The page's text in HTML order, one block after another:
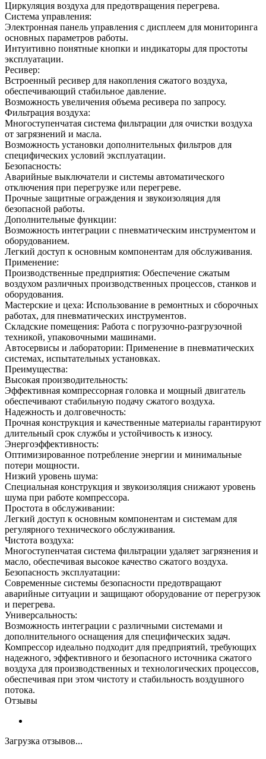
Циркуляция воздуха для предотвращения перегрева.
Система управления:
Электронная панель управления с дисплеем для мониторинга
основных параметров работы.
Интуитивно понятные кнопки и индикаторы для простоты
эксплуатации.
Ресивер:
Встроенный ресивер для накопления сжатого воздуха,
обеспечивающий стабильное давление.
Возможность увеличения объема ресивера по запросу.
Фильтрация воздуха:
Многоступенчатая система фильтрации для очистки воздуха
от загрязнений и масла.
Возможность установки дополнительных фильтров для
специфических условий эксплуатации.
Безопасность:
Аварийные выключатели и системы автоматического
отключения при перегрузке или перегреве.
Прочные защитные ограждения и звукоизоляция для
безопасной работы.
Дополнительные функции:
Возможность интеграции с пневматическим инструментом и
оборудованием.
Легкий доступ к основным компонентам для обслуживания.
Применение:
Производственные предприятия: Обеспечение сжатым
воздухом различных производственных процессов, станков и
оборудования.
Мастерские и цеха: Использование в ремонтных и сборочных
работах, для пневматических инструментов.
Складские помещения: Работа с погрузочно-разгрузочной
техникой, упаковочными машинами.
Автосервисы и лаборатории: Применение в пневматических
системах, испытательных установках.
Преимущества:
Высокая производительность:
Эффективная компрессорная головка и мощный двигатель
обеспечивают стабильную подачу сжатого воздуха.
Надежность и долговечность:
Прочная конструкция и качественные материалы гарантируют
длительный срок службы и устойчивость к износу.
Энергоэффективность:
Оптимизированное потребление энергии и минимальные
потери мощности.
Низкий уровень шума:
Специальная конструкция и звукоизоляция снижают уровень
шума при работе компрессора.
Простота в обслуживании:
Легкий доступ к основным компонентам и системам для
регулярного технического обслуживания.
Чистота воздуха:
Многоступенчатая система фильтрации удаляет загрязнения и
масло, обеспечивая высокое качество сжатого воздуха.
Безопасность эксплуатации:
Современные системы безопасности предотвращают
аварийные ситуации и защищают оборудование от перегрузок
и перегрева.
Универсальность:
Возможность интеграции с различными системами и
дополнительного оснащения для специфических задач.
Компрессор идеально подходит для предприятий, требующих
надежного, эффективного и безопасного источника сжатого
воздуха для производственных и технологических процессов,
обеспечивая при этом чистоту и стабильность воздушного
потока.
Отзывы
Загрузка отзывов...